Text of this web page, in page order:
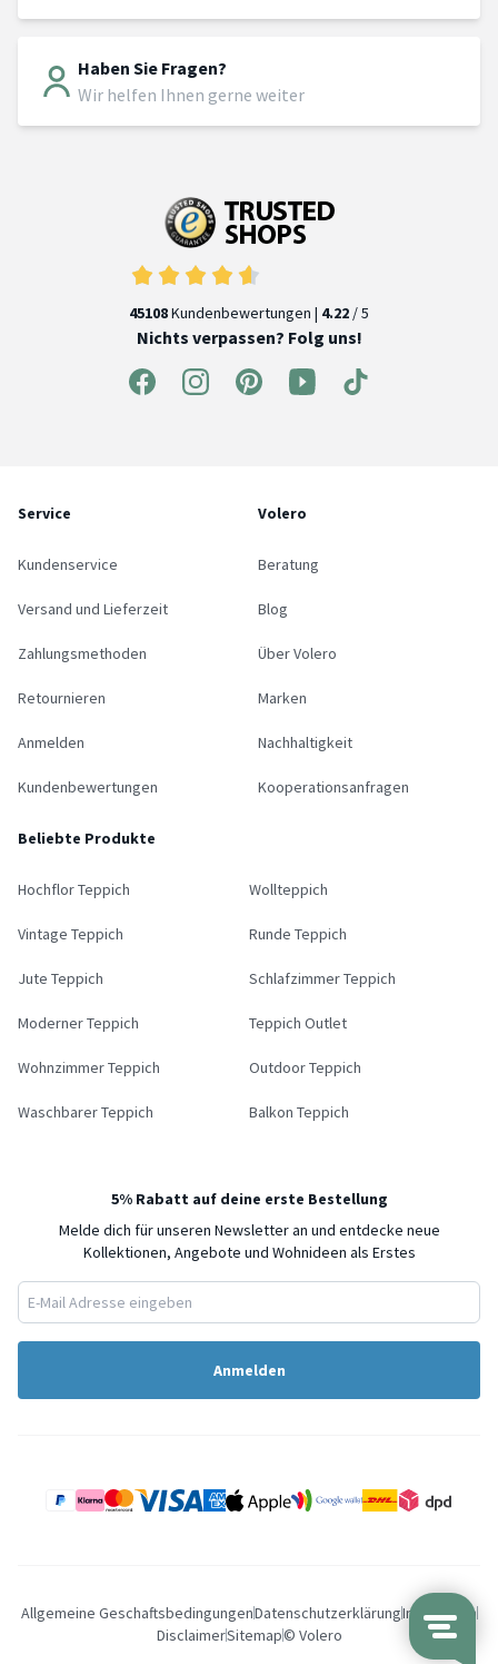
Haben Sie Fragen?
Wir helfen Ihnen gerne weiter
45108Kundenbewertungen | 4.22 / 5
Nichts verpassen? Folg uns!
Service
Kundenservice
Versand und Lieferzeit
Zahlungsmethoden
Retournieren
Anmelden
Kundenbewertungen
Volero
Beratung
Blog
Über Volero
Marken
Nachhaltigkeit
Kooperationsanfragen
Beliebte Produkte
Hochflor Teppich Wollteppich
Vintage Teppich Runde Teppich
Jute Teppich Schlafzimmer Teppich
Moderner Teppich Teppich Outlet
Wohnzimmer Teppich Outdoor Teppich
Waschbarer Teppich Balkon Teppich
5% Rabatt auf deine erste Bestellung
Melde dich für unseren Newsletter an und entdecke neue
Kollektionen, Angebote und Wohnideen als Erstes
Anmelden
Allgemeine GeschaftsbedingungenDatenschutzerklärungImpressum
DisclaimerSitemap© Volero